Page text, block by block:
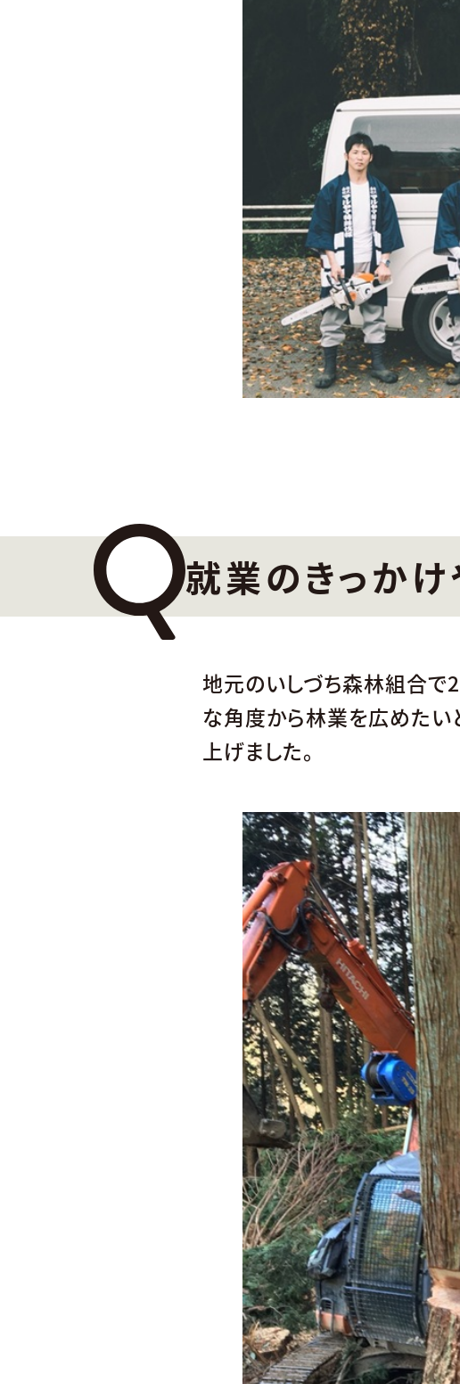
就業のきっかけ
地元のいしづち森林組合で
な角度から林業を広めたい
上げました。